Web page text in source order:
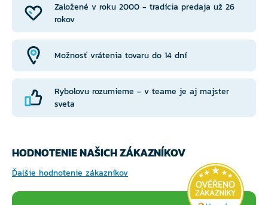
Založené v roku 2000 - tradícia predaja už 26
rokov
Možnosť vrátenia tovaru do 14 dní
Rybolovu rozumieme - v teame je aj majster
sveta
HODNOTENIE NAŠICH ZÁKAZNÍKOV
Ďalšie hodnotenie zákazníkov